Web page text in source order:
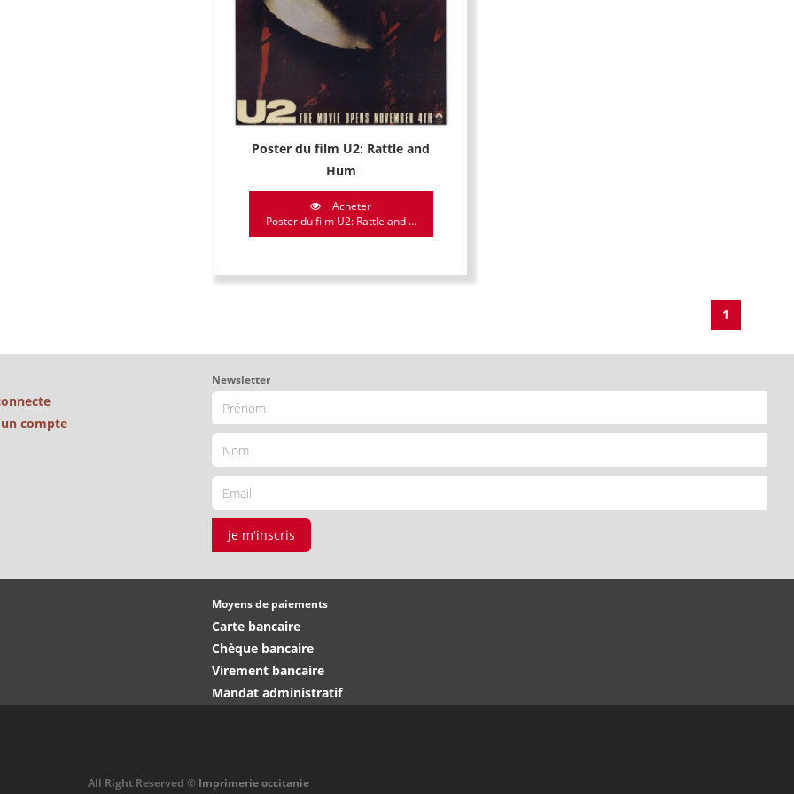
Poster du film U2: Rattle and
Hum
Acheter
Poster du film U2: Rattle and ...
1
un compte
Newsletter
je m'inscris
Moyens de paiements
Carte bancaire
Chèque bancaire
Virement bancaire
Mandat administratif
All Right Reserved © Imprimerie occitanie